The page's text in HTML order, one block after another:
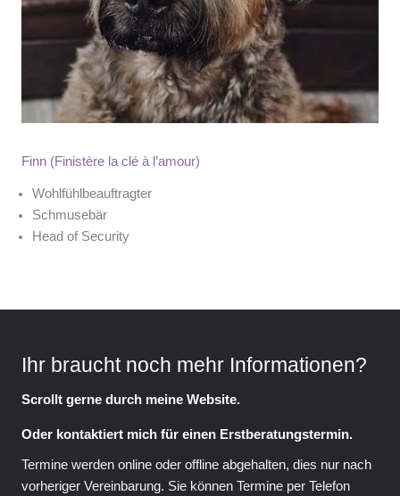
Finn (Finistère la clé à l’amour)
Wohlfühlbeauftragter
Schmusebär
Head of Security
Ihr braucht noch mehr Informationen?
Scrollt gerne durch meine Website.
Oder kontaktiert mich für einen Erstberatungstermin.
Termine werden online oder offline abgehalten, dies nur nach
vorheriger Vereinbarung. Sie können Termine per Telefon